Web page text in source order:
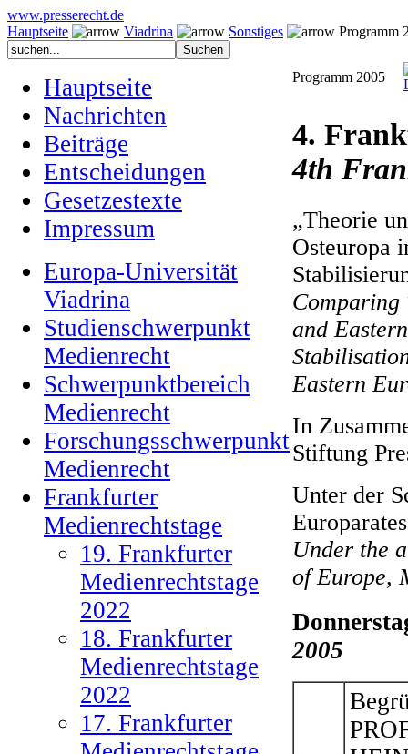
www.presserecht.de
Hauptseite
Viadrina Sonstiges Programm
Hauptseite
Nachrichten
Beiträge
Entscheidungen
Gesetzestexte
Impressum
Europa-Universität
Viadrina
Studienschwerpunkt
Medienrecht
Schwerpunktbereich
Medienrecht
Forschungsschwerpunkt
Medienrecht
Frankfurter
Medienrechtstage
19. Frankfurter
Medienrechtstage
2022
18. Frankfurter
Medienrechtstage
2022
17. Frankfurter
Programm 2005
4.
4th
„Theorie
Osteuropa
and
Eastern
In
Stiftung
Unter der
Under the
of Europe,
2005